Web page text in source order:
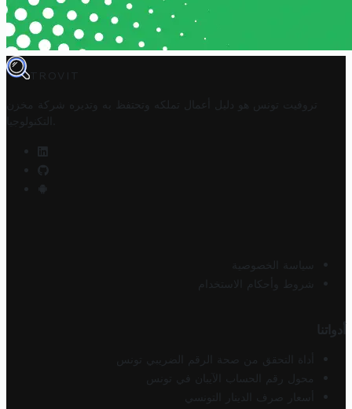
TROVIT
تروفيت تونس هو دليل أعمال تملكه وتحتفظ به وتديره
شركة مخزن
التكنولوجيا
سياسة الخصوصية
شروط وأحكام الاستخدام
أدواتنا
أداة التحقق من صحة الرقم الضريبي تونس
محول رقم الحساب الآيبان في تونس
أسعار صرف الدينار التونسي